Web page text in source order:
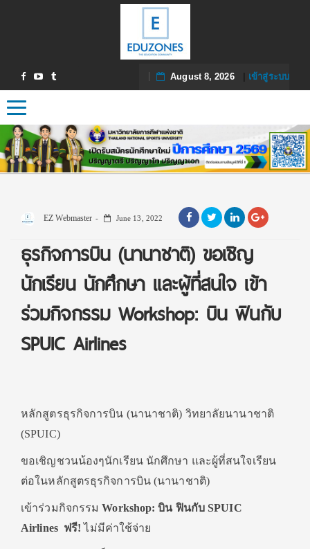
August 8, 2026| เข้าสู่ระบบ
Toggle navigation
EZ Webmaster June 13, 2022
ธุรกิจการบิน (นานาชาติ) ขอเชิญ
นักเรียน นักศึกษา และผู้ที่สนใจ เข้า
ร่วมกิจกรรม Workshop: บิน ฟินกับ
SPUIC Airlines
หลักสูตรธุรกิจการบิน (นานาชาติ) วิทยาลัยนานาชาติ
(SPUIC)
ขอเชิญชวนน้องๆนักเรียน นักศึกษา และผู้ที่สนใจเรียน
ต่อในหลักสูตรธุรกิจการบิน (นานาชาติ)
เข้าร่วมกิจกรรมWorkshop: บิน ฟินกับ SPUIC
Airlines ฟรี! ไม่มีค่าใช้จ่าย